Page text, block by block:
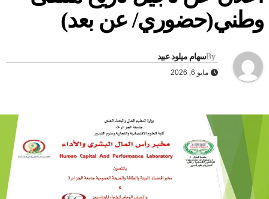
عن بعد)
Byسهام ميلود عبيد
مايو 6, 2026